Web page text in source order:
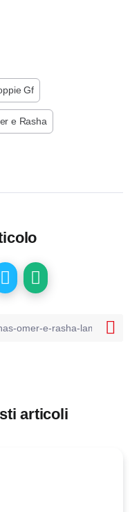
Gf
e Rasha
articoli